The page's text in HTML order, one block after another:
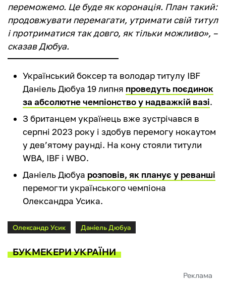
переможемо. Це буде як коронація. План такий:
продовжувати перемагати, утримати свій титул
і протриматися так довго, як тільки можливо», –
сказав Дюбуа.
Український боксер та володар титулу IBF
Даніель Дюбуа 19 липня проведуть поєдинок
за абсолютне чемпіонство у надважкій вазі.
З британцем українець вже зустрічався в
серпні 2023 року і здобув перемогу нокаутом
у дев’ятому раунді. На кону стояли титули
WBA, IBF і WBO.
Даніель Дюбуа розповів, як планує у реванші
перемогти українського чемпіона
Олександра Усика.
Олександр Усик Даніель Дюбуа
БУКМЕКЕРИ УКРАЇНИ
Реклама